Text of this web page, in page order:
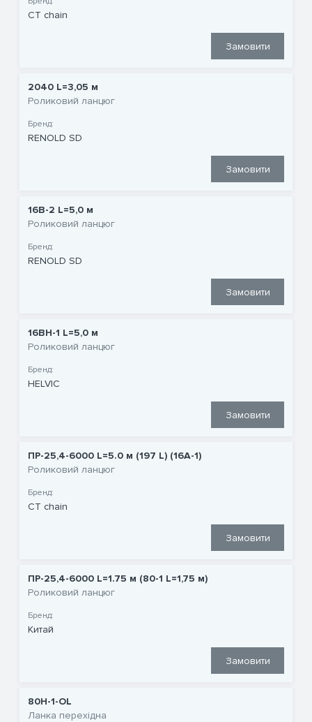
CT chain
Замовити
2040 L=3,05 м
Роликовий ланцюг
Бренд:
RENOLD SD
Замовити
16B-2 L=5,0 м
Роликовий ланцюг
Бренд:
RENOLD SD
Замовити
16BH-1 L=5,0 м
Роликовий ланцюг
Бренд:
HELVIC
Замовити
ПР-25,4-6000 L=5.0 м (197 L) (16A-1)
Роликовий ланцюг
Бренд:
CT chain
Замовити
ПР-25,4-6000 L=1.75 м (80-1 L=1,75 м)
Роликовий ланцюг
Бренд:
Китай
Замовити
80H-1-OL
Ланка перехідна